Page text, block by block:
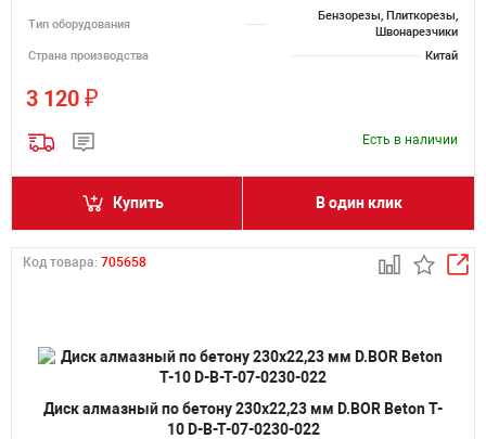
Тип оборудования
Бензорезы, Плиткорезы,
Швонарезчики
Страна производства
Китай
3 120 ₽
Есть в наличии
Купить В один клик
Код товара: 705658
Диск алмазный по бетону 230х22,23 мм D.BOR Beton T-
10 D-B-T-07-0230-022